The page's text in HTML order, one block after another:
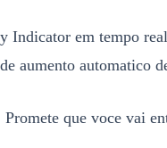
em tempo
aumento automatico
que voce vai